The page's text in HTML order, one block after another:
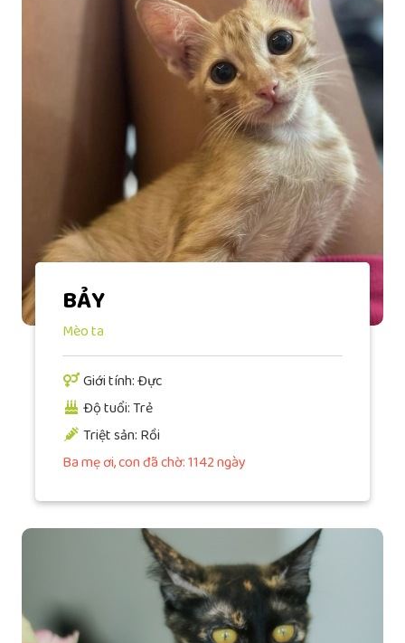
BẢY
Mèo ta
Giới tính: Đực
Độ tuổi: Trẻ
Triệt sản: Rồi
Ba mẹ ơi, con đã chờ: 1142 ngày